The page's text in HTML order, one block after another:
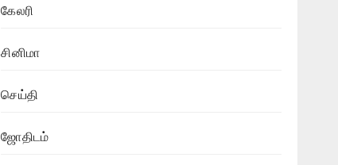
கேலரி
சினிமா
செய்தி
ஜோதிடம்